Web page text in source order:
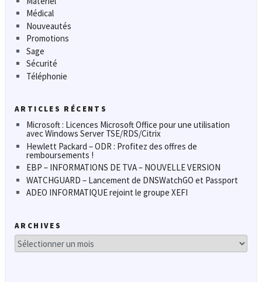
Médical
Nouveautés
Promotions
Sage
Sécurité
Téléphonie
ARTICLES RÉCENTS
Microsoft : Licences Microsoft Office pour une utilisation
avec Windows Server TSE/RDS/Citrix
Hewlett Packard – ODR : Profitez des offres de
remboursements !
EBP – INFORMATIONS DE TVA – NOUVELLE VERSION
WATCHGUARD – Lancement de DNSWatchGO et Passport
ADEO INFORMATIQUE rejoint le groupe XEFI
ARCHIVES
Archives